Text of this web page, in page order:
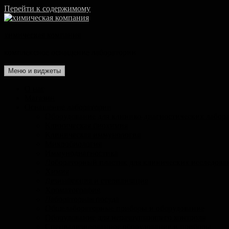
Перейти к содержимому
Меню и виджеты